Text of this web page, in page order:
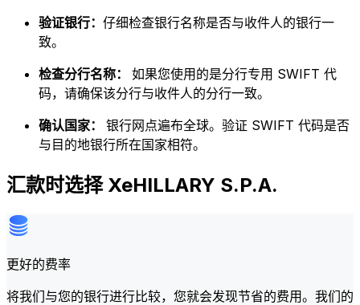
验证银行： 仔细检查银行名称是否与收件人的银行一
致。
检查分行名称： 如果您使用的是分行专用 SWIFT 代
码，请确保该分行与收件人的分行一致。
确认国家： 银行网点遍布全球。验证 SWIFT 代码是否
与目的地银行所在国家相符。
汇款时选择 XeHILLARY S.P.A.
更好的费率
将我们与您的银行进行比较，您就会发现节省的费用。我们的